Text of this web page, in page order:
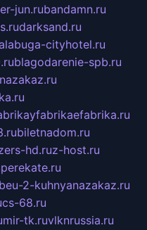
jun.rubandamn.ru
darksand.ru
cityhotel.ru
blagodarenie-spb.ru
biletnadom.ru
hd.ruz-host.ru
2-kuhnyanazakaz.ru
cs-68.ru
mir-tk.ruvlknrussia.ru